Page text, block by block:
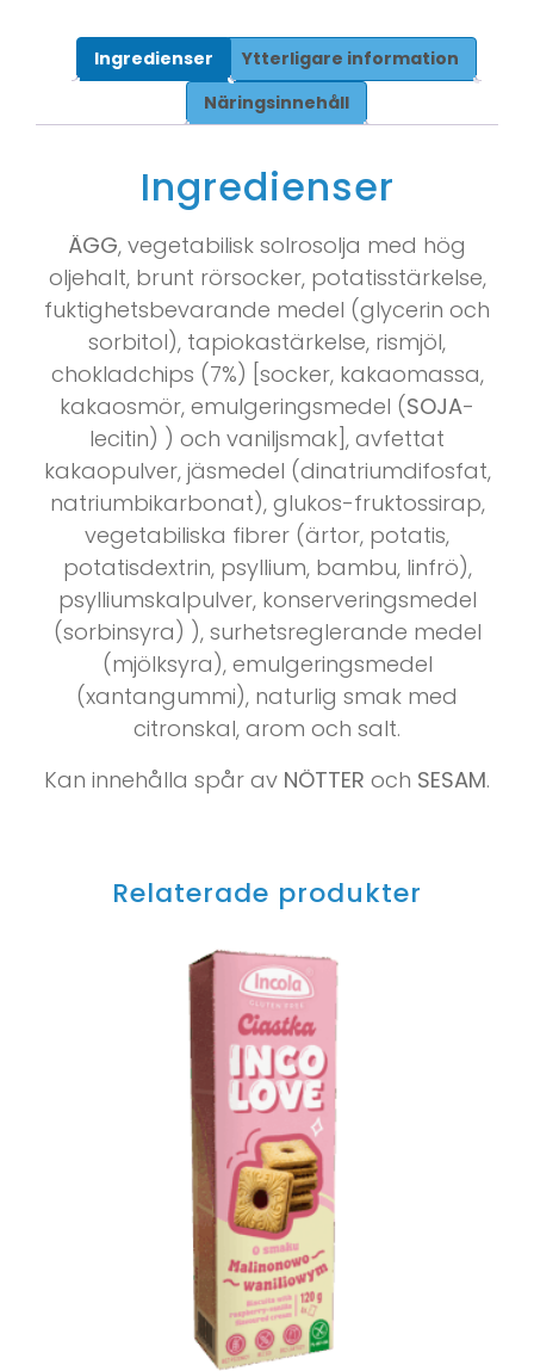
Ingredienser
Ytterligare information
Näringsinnehåll
Ingredienser
ÄGG, vegetabilisk solrosolja med hög
oljehalt, brunt rörsocker, potatisstärkelse,
fuktighetsbevarande medel (glycerin och
sorbitol), tapiokastärkelse, rismjöl,
chokladchips (7%) [socker, kakaomassa,
kakaosmör, emulgeringsmedel (SOJA-
lecitin) ) och vaniljsmak], avfettat
kakaopulver, jäsmedel (dinatriumdifosfat,
natriumbikarbonat), glukos-fruktossirap,
vegetabiliska fibrer (ärtor, potatis,
potatisdextrin, psyllium, bambu, linfrö),
psylliumskalpulver, konserveringsmedel
(sorbinsyra) ), surhetsreglerande medel
(mjölksyra), emulgeringsmedel
(xantangummi), naturlig smak med
citronskal, arom och salt.
Kan innehålla spår av NÖTTER och SESAM.
Relaterade produkter